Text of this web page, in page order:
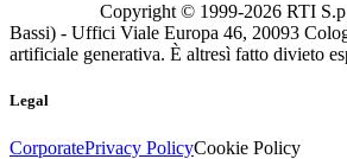
Copyright © 1999-2026 RTI
Bassi) - Uffici Viale Europa 46, 20093
artificiale generativa. È altresì fatto divieto
Legal
CorporatePrivacy PolicyCookie Policy